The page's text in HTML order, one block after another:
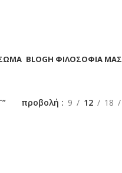
BLOGΗ ΦΙΛΟΣΟΦΙΑ ΜΑΣ
προβολή 9 12 18